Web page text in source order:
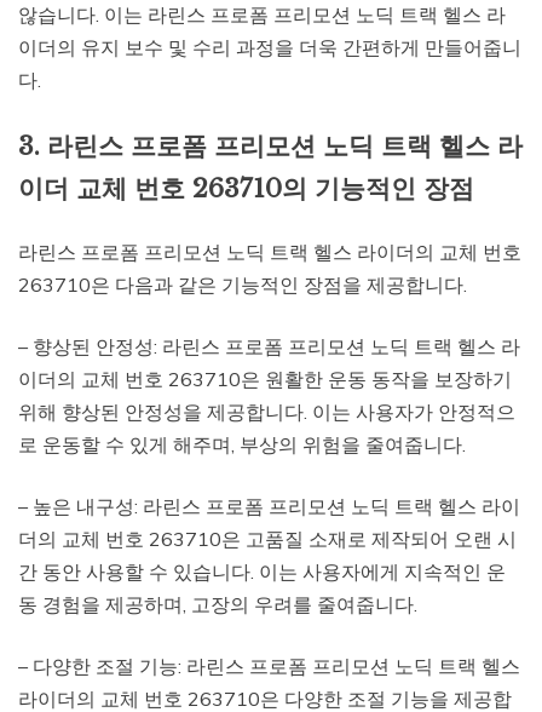
않습니다. 이는 라린스 프로폼 프리모션 노딕 트랙 헬스 라
이더의 유지 보수 및 수리 과정을 더욱 간편하게 만들어줍니
다.
3. 라린스 프로폼 프리모션 노딕 트랙 헬스 라
이더 교체 번호 263710의 기능적인 장점
라린스 프로폼 프리모션 노딕 트랙 헬스 라이더의 교체 번호
263710은 다음과 같은 기능적인 장점을 제공합니다.
– 향상된 안정성: 라린스 프로폼 프리모션 노딕 트랙 헬스 라
이더의 교체 번호 263710은 원활한 운동 동작을 보장하기
위해 향상된 안정성을 제공합니다. 이는 사용자가 안정적으
로 운동할 수 있게 해주며, 부상의 위험을 줄여줍니다.
– 높은 내구성: 라린스 프로폼 프리모션 노딕 트랙 헬스 라이
더의 교체 번호 263710은 고품질 소재로 제작되어 오랜 시
간 동안 사용할 수 있습니다. 이는 사용자에게 지속적인 운
동 경험을 제공하며, 고장의 우려를 줄여줍니다.
– 다양한 조절 기능: 라린스 프로폼 프리모션 노딕 트랙 헬스
라이더의 교체 번호 263710은 다양한 조절 기능을 제공합